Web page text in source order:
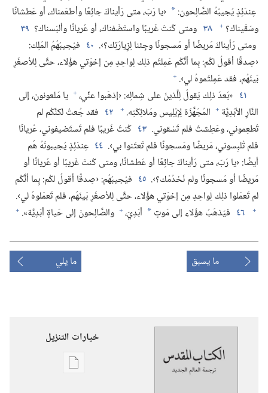
عِندَئِذٍ يُجيبُهُ الصَّالِحون:‏ * ‹يا رَبّ،‏ متى رَأيناكَ جائِعًا وأطعَمناك،‏ أو عَطشانًا
وسَقَيناك؟‏ + ٣٨ ومتى كُنتَ غَريبًا واستَضَفناك،‏ أو عُريانًا وألبَسناك؟‏ ٣٩
ومتى رَأيناكَ مَريضًا أو مَسجونًا وجِئنا لِزِيارَتِك؟‏›.‏ ٤٠ فيُجيبُهُمُ المَلِك:‏
‹صِدقًا أقولُ لكُم:‏ بِما أنَّكُم عَمِلتُم ذلِك لِواحِدٍ مِن إخوَتي هؤُلاء،‏ حتَّى لِلأصغَرِ
بَينَهُم،‏ فقد عَمِلتُموهُ لي›.‏ +
٤١ «بَعدَ ذلِك يَقولُ لِلَّذينَ على شِمالِه:‏ ‹إذهَبوا عنِّي،‏ + يا مَلعونون،‏ إلى
النَّارِ الأبَدِيَّة + المُجَهَّزَة لِإبْلِيس ومَلائِكَتِه.‏ + ٤٢ فقد جُعتُ لكنَّكُم لم
تُطعِموني،‏ وعَطِشتُ فلم تَسْقوني.‏ ٤٣ كُنتُ غَريبًا فلم تَستَضيفوني،‏ عُريانًا
فلم تُلبِسوني،‏ مَريضًا ومَسجونًا فلم تَعتَنوا بي›.‏ ٤٤ عِندَئِذٍ يُجيبونَهُ هُم
أيضًا:‏ ‹يا رَبّ،‏ متى رَأيناكَ جائِعًا أو عَطشانًا،‏ ومتى كُنتَ غَريبًا أو عُريانًا أو
مَريضًا أو مَسجونًا ولم نَخدُمْك؟‏›.‏ ٤٥ فيُجيبُهُم:‏ ‹صِدقًا أقولُ لكُم:‏ بِما أنَّكُم
لم تَعمَلوا ذلِك لِواحِدٍ مِن إخوَتي هؤُلاء،‏ حتَّى لِلأصغَرِ بَينَهُم،‏ فلم تَعمَلوهُ لي›.‏
+ ٤٦ فيَذهَبُ هؤُلاءِ إلى مَوتٍ * أبَدِيّ،‏ + والصَّالِحونَ إلى حَياةٍ أبَدِيَّة».‏ +
ما يسبق ما يلي
خيارات التنزيل
خيارات